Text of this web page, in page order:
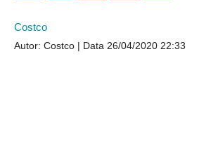
Costco
Autor: Costco Data 26/04/2020 22:33